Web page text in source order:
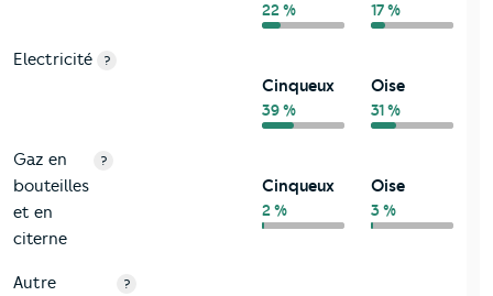
22 % 17 %
Electricité ?
Cinqueux
39 %
Oise
31 %
Gaz en
bouteilles
et en
citerne
?
Cinqueux
2 %
Oise
3 %
Autre
?